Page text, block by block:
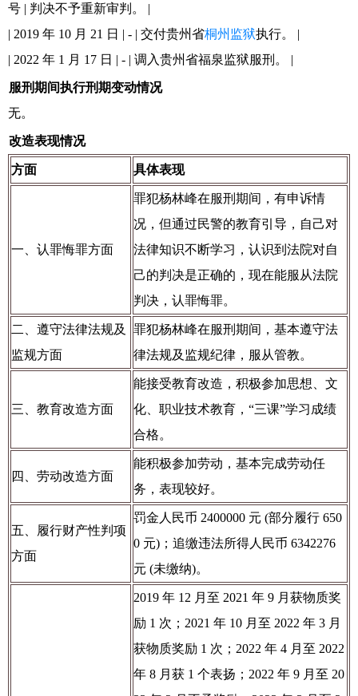
号 | 判决不予重新审判。 |
| 2019 年 10 月 21 日 | - | 交付贵州省桐州监狱执行。 |
| 2022 年 1 月 17 日 | - | 调入贵州省福泉监狱服刑。 |
服刑期间执行刑期变动情况
无。
改造表现情况
方面 具体表现
一、认罪悔罪方面
罪犯杨林峰在服刑期间，有申诉情
况，但通过民警的教育引导，自己对
法律知识不断学习，认识到法院对自
己的判决是正确的，现在能服从法院
判决，认罪悔罪。
二、遵守法律法规及
监规方面
罪犯杨林峰在服刑期间，基本遵守法
律法规及监规纪律，服从管教。
三、教育改造方面
能接受教育改造，积极参加思想、文
化、职业技术教育，“三课”学习成绩
合格。
四、劳动改造方面
能积极参加劳动，基本完成劳动任
务，表现较好。
五、履行财产性判项
方面
罚金人民币 2400000 元 (部分履行 650
0 元)；追缴违法所得人民币 6342276
元 (未缴纳)。
2019 年 12 月至 2021 年 9 月获物质奖
励 1 次；2021 年 10 月至 2022 年 3 月
获物质奖励 1 次；2022 年 4 月至 2022
年 8 月获 1 个表扬；2022 年 9 月至 20